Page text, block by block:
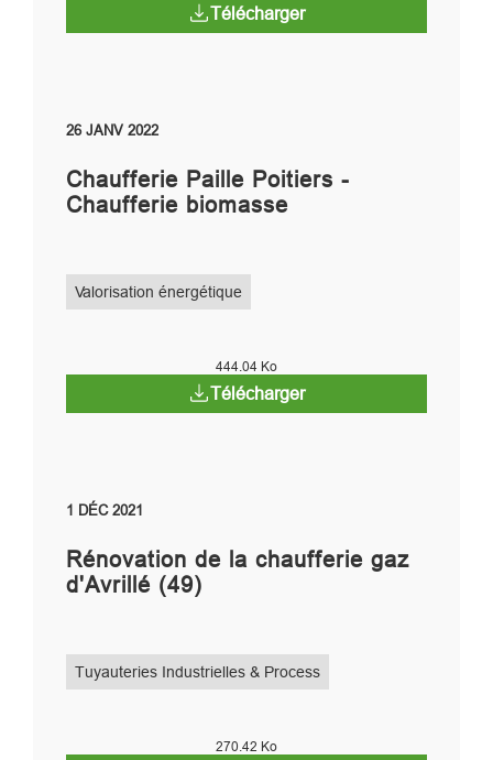
Télécharger
26 JANV 2022
Chaufferie Paille Poitiers -
Chaufferie biomasse
Valorisation énergétique
Télécharger
444.04 Ko
1 DÉC 2021
Rénovation de la chaufferie gaz
d'Avrillé (49)
Tuyauteries Industrielles & Process
270.42 Ko